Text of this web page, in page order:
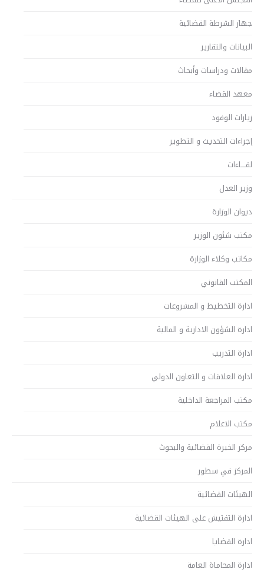
جهاز الشرطة القضائية
البيانات والتقارير
مقالات ودراسات وأبحاث
معهد القضاء
زيارات الوفود
إجراءات التحديث و التطوير
لقــــاءات
وزير العدل
ديوان الوزارة
مكتب شئون الوزير
مكاتب وكلاء الوزارة
المكتب القانوني
ادارة التخطيط و المشروعات
ادارة الشؤون الادارية و المالية
ادارة التدريب
ادارة العلاقات و التعاون الدولي
مكتب المراجعة الداخلية
مكتب الاعلام
مركز الخبرة القضائية والبحوث
المركز في سطور
الهيئات القضائية
ادارة التفتيش على الهيئات القضائية
ادارة القضايا
ادارة المحاماة العامة